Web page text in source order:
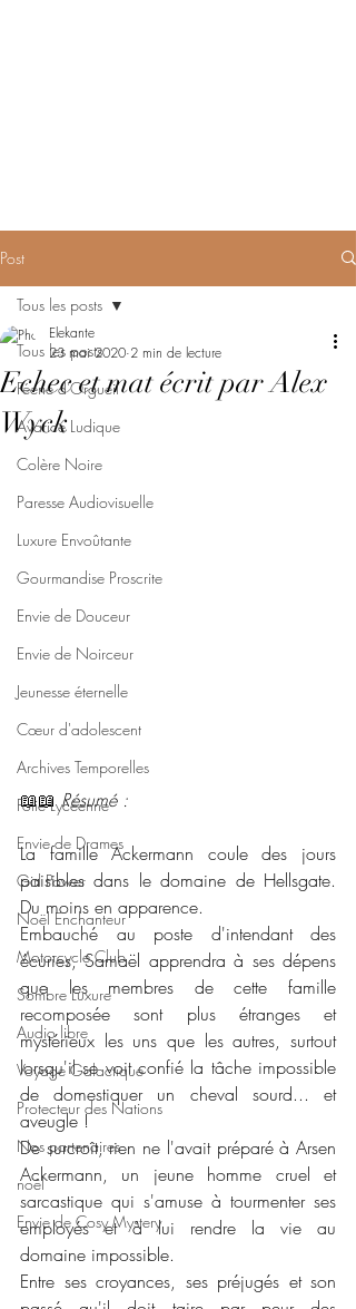
Post
Tous les posts
Féerie d'Orgueil
Avarice Ludique
Colère Noire
Paresse Audiovisuelle
Luxure Envoûtante
Gourmandise Proscrite
Envie de Douceur
Envie de Noirceur
Jeunesse éternelle
Cœur d'adolescent
Archives Temporelles
Folie Lycéenne
Envie de Drames
Girl Power
Noël Enchanteur
Motorcycle Club
Sombre Luxure
Audio libre
Voyage Galactique
Protecteur des Nations
Nos partenaires
noêl
Envie de Cosy Mystery
Tous les posts
Echec et mat écrit par Alex
Wyck
Elekante
23 mai 2020 2 min de lecture
📖📖 Résumé :
La famille Ackermann coule des jours
paisibles dans le domaine de Hellsgate.
Du moins en apparence.
Embauché au poste d'intendant des
écuries, Samaël apprendra à ses dépens
que les membres de cette famille
recomposée sont plus étranges et
mystérieux les uns que les autres, surtout
lorsqu'il se voit confié la tâche impossible
de domestiquer un cheval sourd... et
aveugle !
De surcroît, rien ne l'avait préparé à Arsen
Ackermann, un jeune homme cruel et
sarcastique qui s'amuse à tourmenter ses
employés et à lui rendre la vie au
domaine impossible.
Entre ses croyances, ses préjugés et son